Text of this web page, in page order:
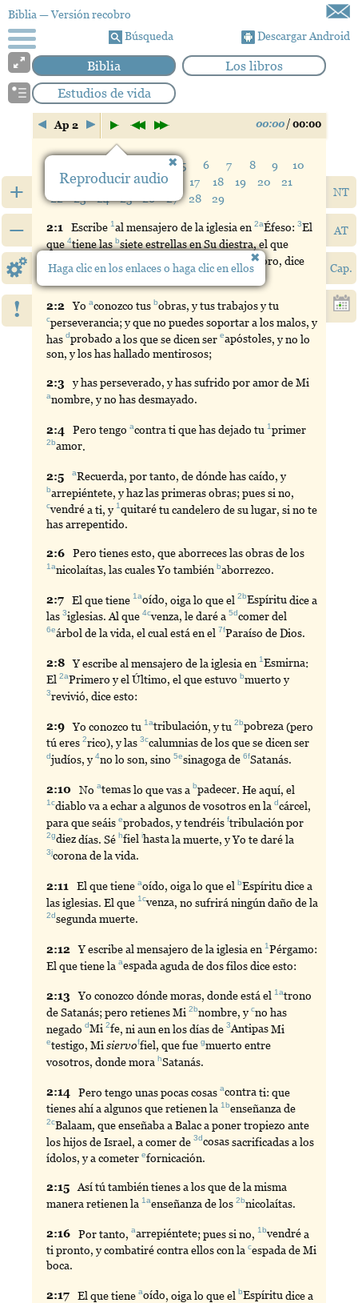
Biblia — Versión recobro
Búsqueda
Descargar Android
Biblia
Los libros
Estudios de vida
+
–
!
NT
AT
Cap.
Ap 2 00:00 / 00:00
5 6 7 8 9
10
11
12 13 14 15 16 17 18 19 20
21
22
23 24 25 26 27 28 29
2:1 Escribe 1al mensajero de la iglesia en2aÉfeso:3El
que4tienelasbsieteestrellas en Su diestra, el que
en medio de los siete
candeleros de oro, dice
esto:
2:2 Yo aconozco tusbobras, y tus trabajos y tu
cperseverancia; y que no puedes soportar a los malos, y
hasdprobado a los que se dicen sereapóstoles, y no lo
son, y los has hallado mentirosos;
2:3 yhas perseverado, y has sufrido por amor de Mi
anombre, y no has desmayado.
2:4 Pero tengoacontra ti que has dejado tu1primer
2bamor
2:5 aRecuerda, por tanto, de dónde has caído, y
barrepiéntete, y haz las primeras obras; pues si no,
cvendréa ti, y1quitarétu candelero de su lugar, si no te
has arrepentido.
2:6 Pero tienes esto, que aborreces las obras de los
1anicolaítas, las cuales Yo tambiénbaborrezco.
2:7 El que tiene1aoído, oiga lo que el2bEspíritudice a
las3iglesias. Al que4cvenza, le daré a5dcomerdel
6eárbol de la vida, el cual está en el 7fParaíso de Dios.
2:8 Yescribe al mensajero de la iglesia en1Esmirna:
El2aPrimeroy el Último, el que estuvobmuertoy
3revivió, dice esto:
2:9 Yo conozco tu1atribulación, y tu2bpobreza(pero
tú eres2rico), y las3ccalumniasde los que se dicen ser
djudíos, y4no lo son, sino5esinagoga de6fSatanás.
2:10 No atemaslo que vas abpadecer. He aquí, el
1cdiablova a echar a algunos de vosotros en ladcárcel,
para que seáiseprobados, y tendréisftribulaciónpor
2gdiezdías. Séhfiel ihastala muerte, y Yo te daré la
3jcorona de la vida.
2:11 El que tieneaoído, oiga lo que elbEspíritu dice a
las iglesias. El que1cvenza, no sufrirá ningún daño de la
2dsegunda muerte.
2:12 Yescribe al mensajero de la iglesia en1Pérgamo:
El que tiene laaespadaaguda de dos filos dice esto:
2:13 Yo conozco dónde moras, donde está el1atrono
de Satanás; pero retienes Mi2bnombre, ycno has
negadodMi 2fe, ni aun en los días de3AntipasMi
etestigo, Misiervoffiel, que fuegmuerto entre
vosotros, donde morahSatanás.
2:14 Pero tengo unas pocas cosasacontrati: que
tienes ahí a algunos que retienen la1benseñanza de
2cBalaam, que enseñaba a Balac a poner tropiezo ante
los hijos de Israel, a comer de3dcosassacrificadas a los
ídolos, y a cometerefornicación.
2:15 Asítú también tienes a los que de la misma
manera retienen la1aenseñanza de los2bnicolaítas.
2:16 Portanto,aarrepiéntete; pues si no,1bvendréa
ti pronto, y combatiré contra ellos con lacespada de Mi
boca.
2:17 El que tieneaoído, oiga lo que elbEspíritudice a
Reproducir audio
Haga clic en los enlaces o haga clic en ellos